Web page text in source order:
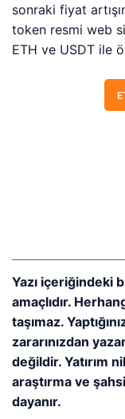
sonraki fiyat
token resmi web
ETH ve USDT ile
Yazı içeriğindeki
amaçlıdır.
taşımaz.
zararınızdan
değildir. Yatırım
araştırma ve
dayanır.